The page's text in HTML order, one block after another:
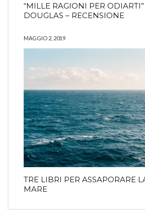
“MILLE RAGIONI PER
DOUGLAS – RECENSIONE
MAGGIO 2, 2019
TRE LIBRI PER ASSAPORARE
MARE